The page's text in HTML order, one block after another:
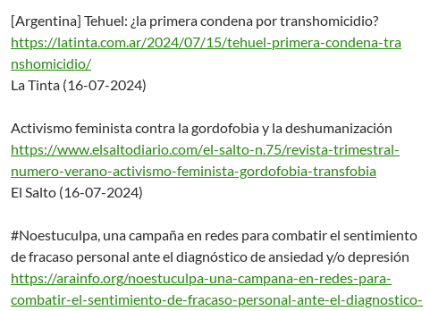
[Argentina] Tehuel: ¿la primera condena por transhomicidio?
https://latinta.com.ar/2024/07/15/tehuel-primera-condena-tra
nshomicidio/
La Tinta (16-07-2024)
Activismo feminista contra la gordofobia y la deshumanización
https://www.elsaltodiario.com/el-salto-n.75/revista-trimestral-
numero-verano-activismo-feminista-gordofobia-transfobia
El Salto (16-07-2024)
#Noestuculpa, una campaña en redes para combatir el sentimiento
de fracaso personal ante el diagnóstico de ansiedad y/o depresión
https://arainfo.org/noestuculpa-una-campana-en-redes-para-
combatir-el-sentimiento-de-fracaso-personal-ante-el-diagnostico-